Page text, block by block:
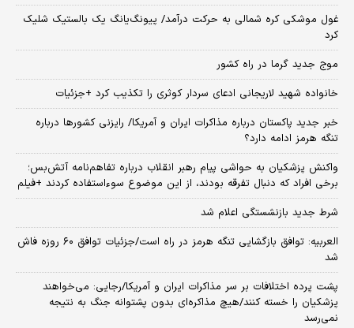
غول موشکی کره شمالی به حرکت درآمد/ پیونگ‌یانگ یک بالستیک شلیک
کرد
موج جدید گرما در راه کشور
خانواده شهید لاریجانی ادعای سردار کوثری را تکذیب کرد +جزئیات
خبر جدید پاکستان درباره مذاکرات ایران و آمریکا/ رایزنی کشورها درباره
تنگه هرمز ادامه دارد؟
واکنش پزشکیان به حواشی پیام رهبر انقلاب درباره تفاهم‌نامه آتش‌بس؛
برخی افراد که دنبال تفرقه بودند، از این موضوع سوءاستفاده کردند +فیلم
شرط جدید بازنشستگی اعلام شد
العربیه: توافق بازگشایی تنگه هرمز در راه است/جزئیات توافق ۶۰ روزه فاش
شد
پشت پرده اختلافات بر سر مذاکرات ایران و آمریکا/رجایی: می‌خواهند
پزشکیان را خسته کنند/هیچ مذاکره‌ای بدون پشتوانه جنگ به نتیجه
نمی‌رسد